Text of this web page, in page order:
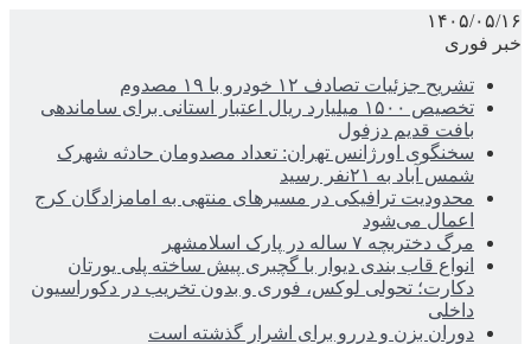
۱۴۰۵/۰۵/۱۶
خبر فوری
تشریح جزئیات تصادف ۱۲ خودرو با ۱۹ مصدوم
تخصیص ۱۵۰۰ میلیارد ریال اعتبار استانی برای ساماندهی
بافت قدیم دزفول
سخنگوی اورژانس تهران: تعداد مصدومان حادثه شهرک
شمس آباد به ۲۱نفر رسید
محدودیت ترافیکی در مسیرهای منتهی به امامزادگان کرج
اعمال می‌شود
مرگ دختربچه ۷ ساله در پارک اسلامشهر
انواع قاب بندی دیوار با گچبری پیش ساخته پلی یورتان
دکارت؛ تحولی لوکس، فوری و بدون تخریب در دکوراسیون
داخلی
دوران بزن و دررو برای اشرار گذشته است